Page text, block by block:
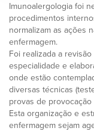
Imunoalergologia foi
procedimentos
normalizam as ações
enfermagem.
Foi realizada a
especialidade e
onde estão
diversas técnicas
provas de
Esta organização e
enfermagem sejam